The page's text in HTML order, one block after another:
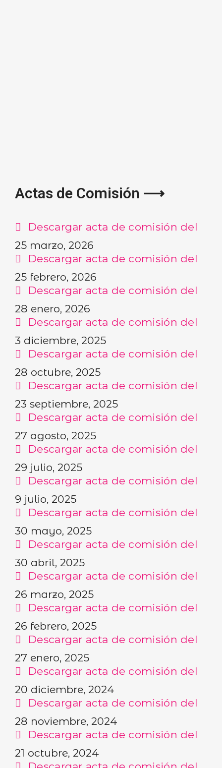
Actas de Comisión ⟶
Descargar acta de comisión del
25 marzo, 2026
Descargar acta de comisión del
25 febrero, 2026
Descargar acta de comisión del
28 enero, 2026
Descargar acta de comisión del
3 diciembre, 2025
Descargar acta de comisión del
28 octubre, 2025
Descargar acta de comisión del
23 septiembre, 2025
Descargar acta de comisión del
27 agosto, 2025
Descargar acta de comisión del
29 julio, 2025
Descargar acta de comisión del
9 julio, 2025
Descargar acta de comisión del
30 mayo, 2025
Descargar acta de comisión del
30 abril, 2025
Descargar acta de comisión del
26 marzo, 2025
Descargar acta de comisión del
26 febrero, 2025
Descargar acta de comisión del
27 enero, 2025
Descargar acta de comisión del
20 diciembre, 2024
Descargar acta de comisión del
28 noviembre, 2024
Descargar acta de comisión del
21 octubre, 2024